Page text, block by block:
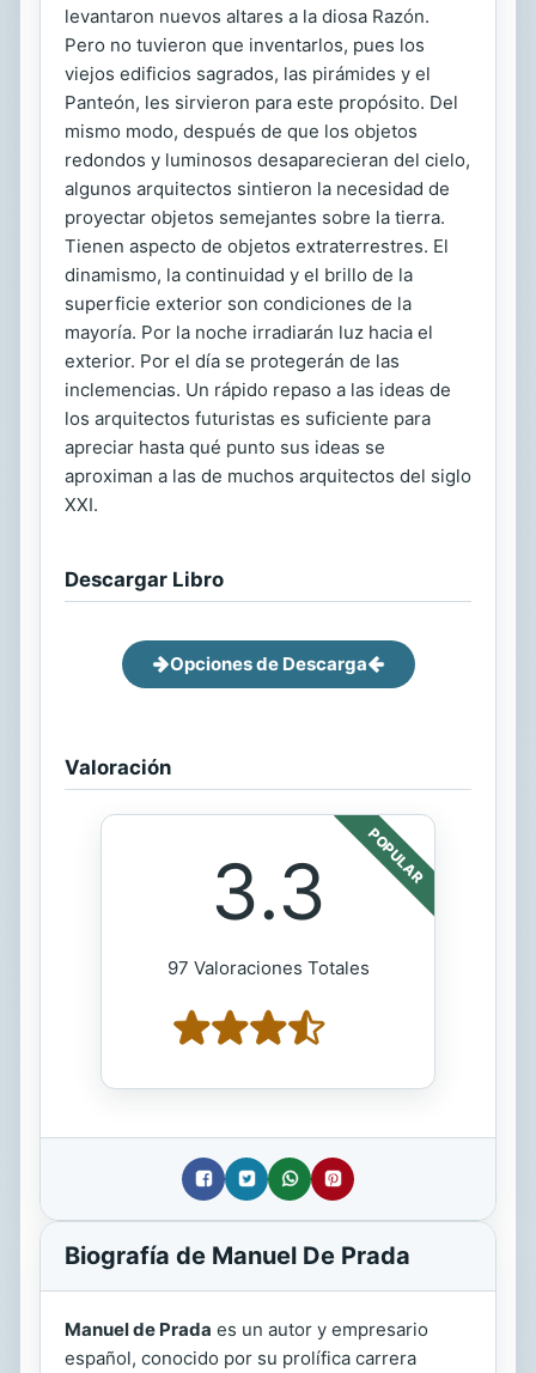
levantaron nuevos altares a la diosa Razón.
Pero no tuvieron que inventarlos, pues los
viejos edificios sagrados, las pirámides y el
Panteón, les sirvieron para este propósito. Del
mismo modo, después de que los objetos
redondos y luminosos desaparecieran del cielo,
algunos arquitectos sintieron la necesidad de
proyectar objetos semejantes sobre la tierra.
Tienen aspecto de objetos extraterrestres. El
dinamismo, la continuidad y el brillo de la
superficie exterior son condiciones de la
mayoría. Por la noche irradiarán luz hacia el
exterior. Por el día se protegerán de las
inclemencias. Un rápido repaso a las ideas de
los arquitectos futuristas es suficiente para
apreciar hasta qué punto sus ideas se
aproximan a las de muchos arquitectos del siglo
XXI.
Descargar Libro
Opciones de Descarga
Valoración
POPULAR
3.3
97 Valoraciones Totales
Biografía de Manuel De Prada
Manuel de Prada es un autor y empresario
español, conocido por su prolífica carrera